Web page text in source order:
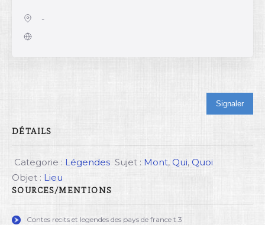
-
Signaler
DÉTAILS
Categorie : Légendes Sujet : Mont, Qui, Quoi
Objet : Lieu
SOURCES/MENTIONS
Contes recits et legendes des pays de france t.3